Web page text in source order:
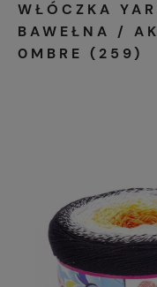
WŁÓCZKA
BAWEŁNA /
0MBRE (259)